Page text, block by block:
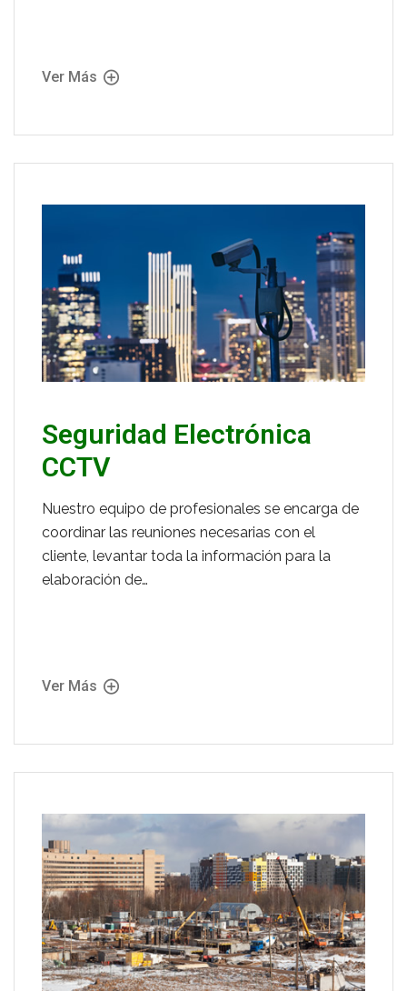
Ver Más
Seguridad Electrónica
CCTV
Nuestro equipo de profesionales se encarga de
coordinar las reuniones necesarias con el
cliente, levantar toda la información para la
elaboración de…
Ver Más